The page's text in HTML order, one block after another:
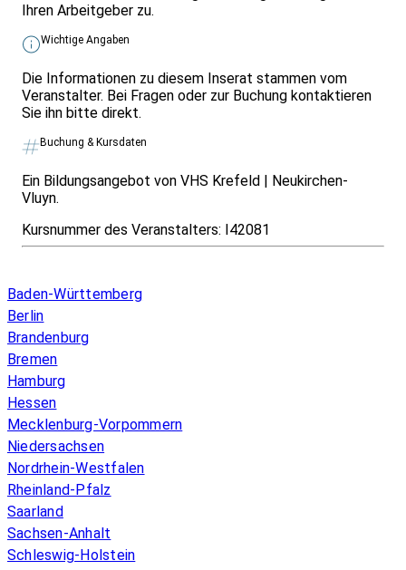
Ihren Arbeitgeber zu.
Wichtige Angaben
Die Informationen zu diesem Inserat stammen vom
Veranstalter. Bei Fragen oder zur Buchung kontaktieren
Sie ihn bitte direkt.
Buchung & Kursdaten
Ein Bildungsangebot von VHS Krefeld | Neukirchen-
Vluyn.
Kursnummer des Veranstalters: I42081
Baden-Württemberg
Berlin
Brandenburg
Bremen
Hamburg
Hessen
Mecklenburg-Vorpommern
Niedersachsen
Nordrhein-Westfalen
Rheinland-Pfalz
Saarland
Sachsen-Anhalt
Schleswig-Holstein